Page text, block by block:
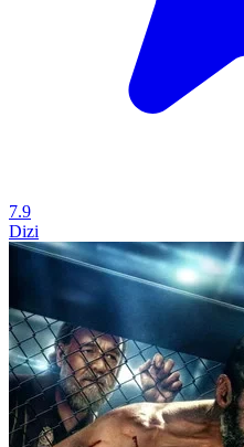
7.9
Dizi